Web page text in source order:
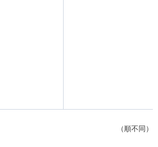
（順不同）